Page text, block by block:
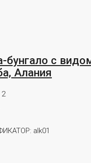
бунгало с
Алания
2
alk01